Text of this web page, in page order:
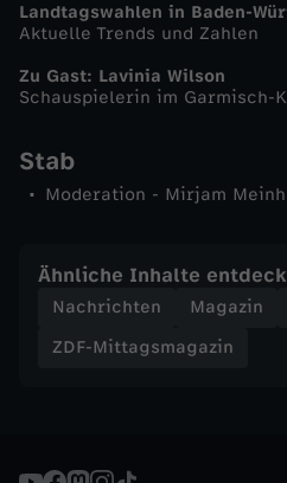
n
-
Z
F
-
Landtagswahlen in Baden-
Aktuelle Trends und Zahlen
Zu Gast: Lavinia Wilson
Schauspielerin im Garmisch-
Stab
Moderation - Mirjam
Ähnliche Inhalte
Nachrichten Magazin
ZDF-Mittagsmagazin